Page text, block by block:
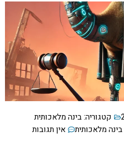
קטגוריה:בינה מלאכותית
בינה מלאכותית
אין תגובות